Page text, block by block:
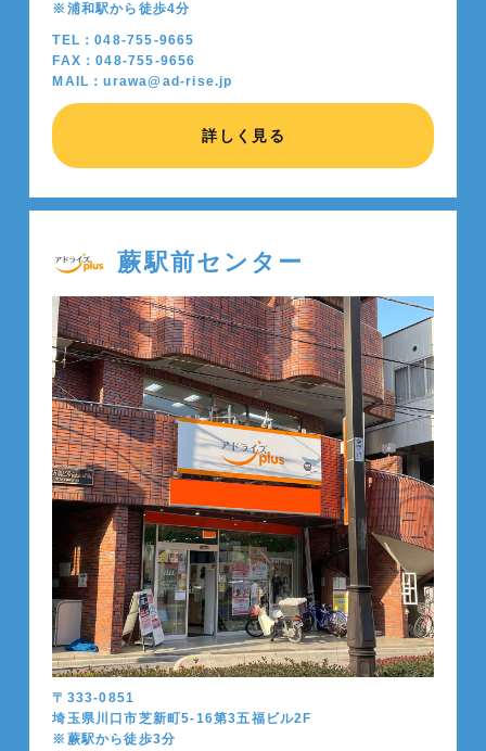
※浦和駅から徒歩4分
TEL：048-755-9665
FAX：048-755-9656
MAIL：urawa@ad-rise.jp
詳しく見る
蕨駅前センター
〒333-0851
埼玉県川口市芝新町5-16第3五福ビル2F
※蕨駅から徒歩3分